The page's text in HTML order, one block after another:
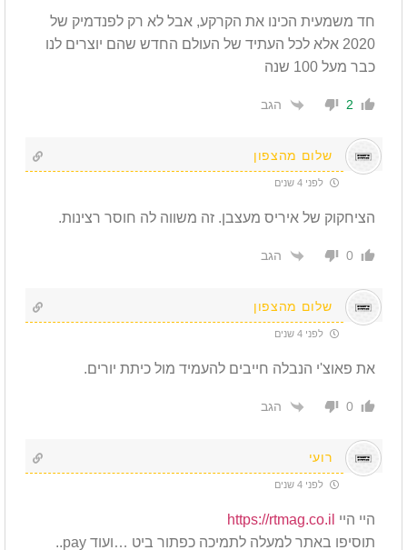
חד משמעית הכינו את הקרקע, אבל לא רק לפנדמיק של
2020 אלא לכל העתיד של העולם החדש שהם יוצרים לנו
כבר מעל 100 שנה
2 הגב
שלום מהצפון
לפני 4 שנים
הציחקוק של איריס מעצבן. זה משווה לה חוסר רצינות.
0 הגב
שלום מהצפון
לפני 4 שנים
את פאוצ'י הנבלה חייבים להעמיד מול כיתת יורים.
0 הגב
רועי
לפני 4 שנים
היי היי https://rtmag.co.il
תוסיפו באתר למעלה לתמיכה כפתור ביט …ועוד pay..